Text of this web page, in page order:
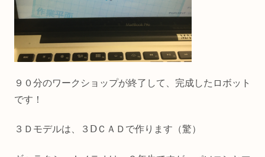
９０分のワークショップが終了して、完成したロボット
です！
３Ｄモデルは、３ⅮＣＡＤで作ります（驚）